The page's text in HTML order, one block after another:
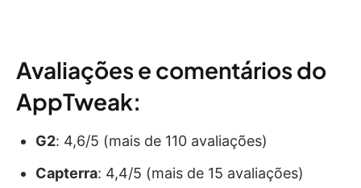
Avaliações e comentários do
AppTweak:
G2: 4,6/5 (mais de 110 avaliações)
Capterra: 4,4/5 (mais de 15 avaliações)